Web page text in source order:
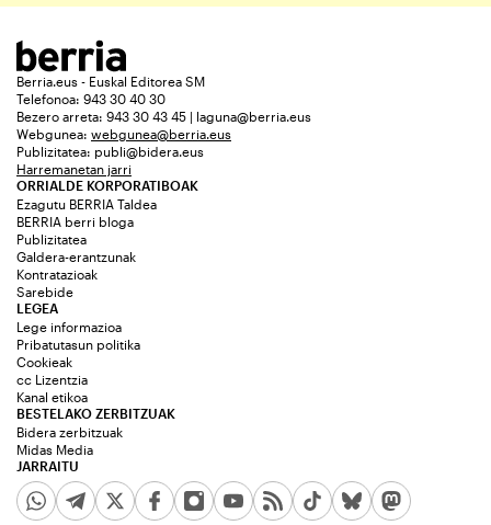
Berria.eus - Euskal Editorea SM
Telefonoa: 943 30 40 30
Bezero arreta: 943 30 43 45 | laguna@berria.eus
Webgunea: webgunea@berria.eus
Publizitatea: publi@bidera.eus
Harremanetan jarri
ORRIALDE KORPORATIBOAK
Ezagutu BERRIA Taldea
BERRIA berri bloga
Publizitatea
Galdera-erantzunak
Kontratazioak
Sarebide
JARRAITU
LEGEA
Lege informazioa
Pribatutasun politika
Cookieak
cc Lizentzia
Kanal etikoa
BESTELAKO ZERBITZUAK
Bidera zerbitzuak
Midas Media